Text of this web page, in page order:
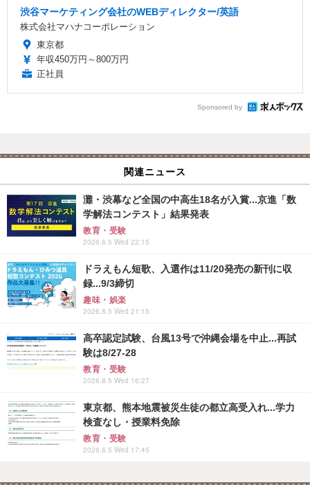
渋谷マーケティング会社のWEBディレクター/英語
株式会社マハナコーポレーション
東京都
年収450万円～800万円
正社員
Sponsored by
関連ニュース
灘・渋幕など全国の中高生18名が入賞...京進「数
学解法コンテスト」結果発表
教育・受験
2026.8.5 Wed 22:15
ドラえもん短歌、入選作は11/20発売の新刊に収
録...9/3締切
趣味・娯楽
2026.8.5 Wed 21:15
高卒認定試験、台風13号で沖縄会場を中止...再試
験は8/27-28
教育・受験
2026.8.5 Wed 16:27
東京都、熊本地震被災生徒の都立高受入れ...学力
検査なし・授業料免除
教育・受験
2026.8.5 Wed 17:45